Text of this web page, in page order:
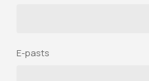
E-pasts